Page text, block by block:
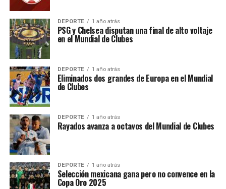
DEPORTE 1 año atrás
PSG y Chelsea disputan una final de alto voltaje
en el Mundial de Clubes
DEPORTE 1 año atrás
Eliminados dos grandes de Europa en el Mundial
de Clubes
DEPORTE 1 año atrás
Rayados avanza a octavos del Mundial de Clubes
DEPORTE 1 año atrás
Selección mexicana gana pero no convence en la
Copa Oro 2025